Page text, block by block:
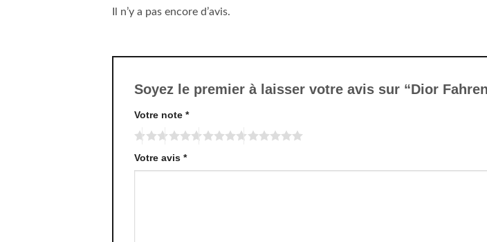
Il n’y a pas encore d’avis.
Soyez le premier à laisser votre avis sur “Dior
Votre note *
Votre avis *